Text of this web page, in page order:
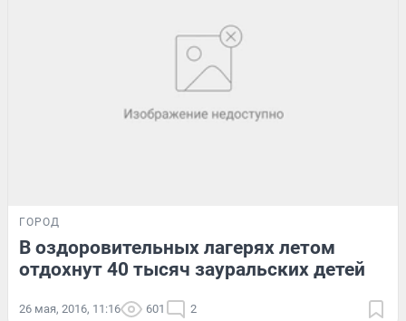
ГОРОД
В оздоровительных лагерях летом
отдохнут 40 тысяч зауральских детей
26 мая, 2016, 11:16 601 2